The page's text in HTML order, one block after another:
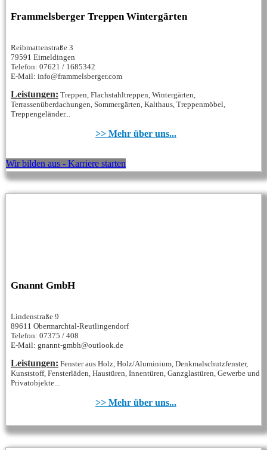
Frammelsberger Treppen Wintergärten
Reibmattenstraße 3
79591 Eimeldingen
Telefon: 07621 / 1685342
E-Mail: info@frammelsberger.com
Leistungen: Treppen, Flachstahltreppen, Wintergärten,
Terrassenüberdachungen, Sommergärten, Kalthaus, Treppenmöbel,
Treppengeländer...
>> Mehr über uns...
Wir bilden aus - Karriere starten
Gnannt GmbH
Lindenstraße 9
89611 Obermarchtal-Reutlingendorf
Telefon: 07375 / 408
E-Mail: gnannt-gmbh@outlook.de
Leistungen: Fenster aus Holz, Holz/Aluminium, Denkmalschutzfenster,
Kunststoff, Fensterläden, Haustüren, Innentüren, Ganzglastüren, Gewerbe und
Privatobjekte...
>> Mehr über uns...